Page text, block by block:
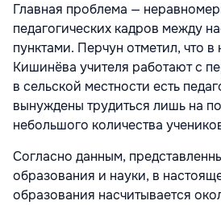
Главная проблема —
педагогических кадров между
пунктами. Перчун отметил, что
Кишинёва учителя работают с
в сельской местности есть
вынуждены трудиться лишь на
небольшого количества
Согласно данным,
образования и науки, в
образования насчитывается